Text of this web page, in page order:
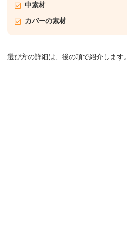
中素材
カバーの素材
選び方の詳細は、後の項で紹介します。